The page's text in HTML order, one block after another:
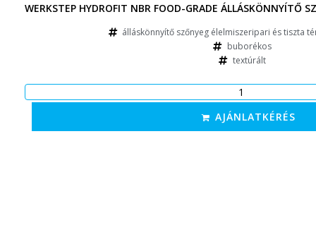
WERKSTEP HYDROFIT NBR FOOD-GRADE ÁLLÁSKÖNNYÍTŐ
álláskönnyítő szőnyeg élelmiszeripari és tiszta
buborékos
textúrált
AJÁNLATKÉRÉS